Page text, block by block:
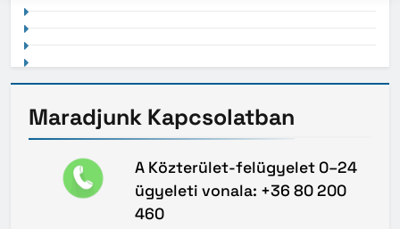
Maradjunk Kapcsolatban
A Közterület-felügyelet 0–24
ügyeleti vonala: +36 80 200
460